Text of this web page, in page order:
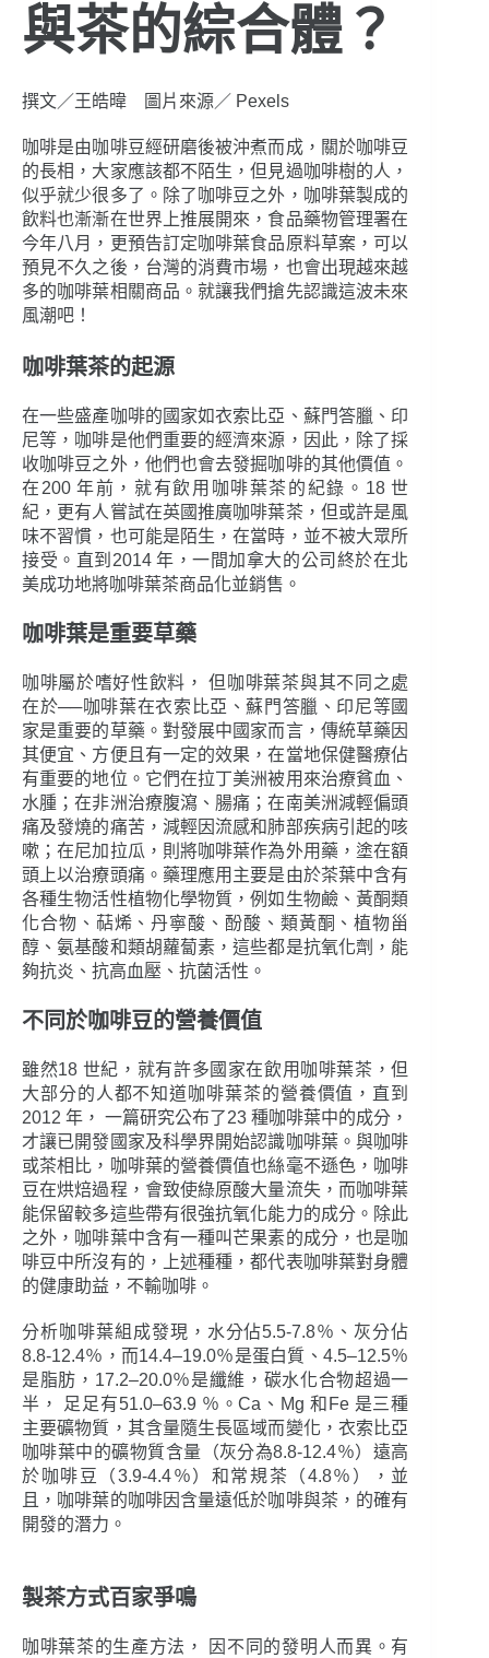
與茶的綜合體？
撰文／王皓暐 圖片來源／ Pexels
咖啡是由咖啡豆經研磨後被沖煮而成，關於咖啡豆
的長相，大家應該都不陌生，但見過咖啡樹的人，
似乎就少很多了。除了咖啡豆之外，咖啡葉製成的
飲料也漸漸在世界上推展開來，食品藥物管理署在
今年八月，更預告訂定咖啡葉食品原料草案，可以
預見不久之後，台灣的消費市場，也會出現越來越
多的咖啡葉相關商品。就讓我們搶先認識這波未來
風潮吧！
咖啡葉茶的起源
在一些盛產咖啡的國家如衣索比亞、蘇門答臘、印
尼等，咖啡是他們重要的經濟來源，因此，除了採
收咖啡豆之外，他們也會去發掘咖啡的其他價值。
在200 年前，就有飲用咖啡葉茶的紀錄。18 世
紀，更有人嘗試在英國推廣咖啡葉茶，但或許是風
味不習慣，也可能是陌生，在當時，並不被大眾所
接受。直到2014 年，一間加拿大的公司終於在北
美成功地將咖啡葉茶商品化並銷售。
咖啡葉是重要草藥
咖啡屬於嗜好性飲料， 但咖啡葉茶與其不同之處
在於──咖啡葉在衣索比亞、蘇門答臘、印尼等國
家是重要的草藥。對發展中國家而言，傳統草藥因
其便宜、方便且有一定的效果，在當地保健醫療佔
有重要的地位。它們在拉丁美洲被用來治療貧血、
水腫；在非洲治療腹瀉、腸痛；在南美洲減輕偏頭
痛及發燒的痛苦，減輕因流感和肺部疾病引起的咳
嗽；在尼加拉瓜，則將咖啡葉作為外用藥，塗在額
頭上以治療頭痛。藥理應用主要是由於茶葉中含有
各種生物活性植物化學物質，例如生物鹼、黃酮類
化合物、萜烯、丹寧酸、酚酸、類黃酮、植物甾
醇、氨基酸和類胡蘿蔔素，這些都是抗氧化劑，能
夠抗炎、抗高血壓、抗菌活性。
不同於咖啡豆的營養價值
雖然18 世紀，就有許多國家在飲用咖啡葉茶，但
大部分的人都不知道咖啡葉茶的營養價值，直到
2012 年， 一篇研究公布了23 種咖啡葉中的成分，
才讓已開發國家及科學界開始認識咖啡葉。與咖啡
或茶相比，咖啡葉的營養價值也絲毫不遜色，咖啡
豆在烘焙過程，會致使綠原酸大量流失，而咖啡葉
能保留較多這些帶有很強抗氧化能力的成分。除此
之外，咖啡葉中含有一種叫芒果素的成分，也是咖
啡豆中所沒有的，上述種種，都代表咖啡葉對身體
的健康助益，不輸咖啡。
分析咖啡葉組成發現，水分佔5.5-7.8％、灰分佔
8.8-12.4％，而14.4–19.0％是蛋白質、4.5–12.5％
是脂肪，17.2–20.0％是纖維，碳水化合物超過一
半， 足足有51.0–63.9 ％。Ca、Mg 和Fe 是三種
主要礦物質，其含量隨生長區域而變化，衣索比亞
咖啡葉中的礦物質含量（灰分為8.8-12.4％）遠高
於咖啡豆（3.9-4.4％）和常規茶（4.8％），並
且，咖啡葉的咖啡因含量遠低於咖啡與茶，的確有
開發的潛力。
製茶方式百家爭鳴
咖啡葉茶的生產方法， 因不同的發明人而異。有